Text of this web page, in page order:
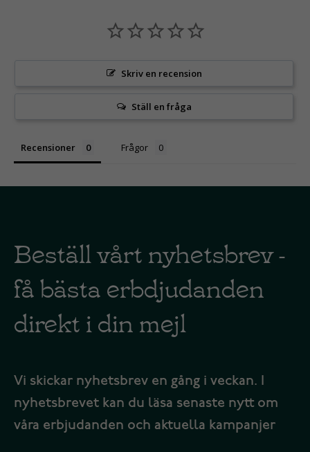
Skriv en recension
Ställ en fråga
Recensioner Frågor
Beställ vårt nyhetsbrev -
få bästa erbdjudanden
direkt i din mejl
Vi skickar nyhetsbrev en gång i veckan. I
nyhetsbrevet kan du läsa senaste nytt om
våra erbjudanden och aktuella kampanjer